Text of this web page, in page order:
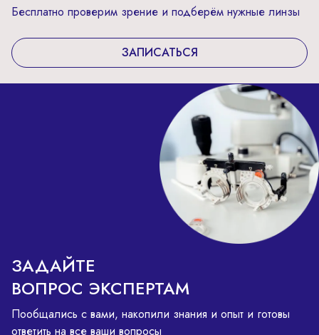
Бесплатно проверим зрение и подберём нужные линзы
ЗАПИСАТЬСЯ
ЗАДАЙТЕ
ВОПРОС ЭКСПЕРТАМ
Пообщались с вами, накопили знания и опыт и готовы
ответить на все ваши вопросы